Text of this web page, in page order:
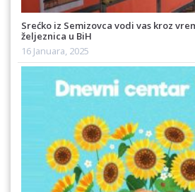
Srećko iz Semizovca vodi vas kroz
željeznica u BiH
16 Januara, 2025